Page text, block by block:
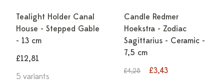
Tealight Holder Canal
House - Stepped Gable
- 13 cm
£12,81
5 variants
Candle Redmer
Hoekstra - Zodiac
Sagittarius - Ceramic -
7,5 cm
£4,28
£3,43